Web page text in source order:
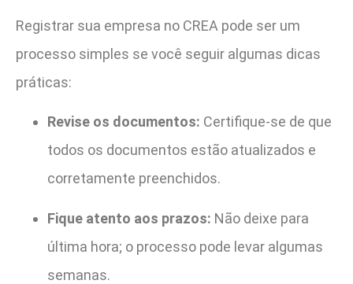
Registrar sua empresa no CREA pode ser um
processo simples se você seguir algumas dicas
práticas:
Revise os documentos: Certifique-se de que
todos os documentos estão atualizados e
corretamente preenchidos.
Fique atento aos prazos: Não deixe para
última hora; o processo pode levar algumas
semanas.